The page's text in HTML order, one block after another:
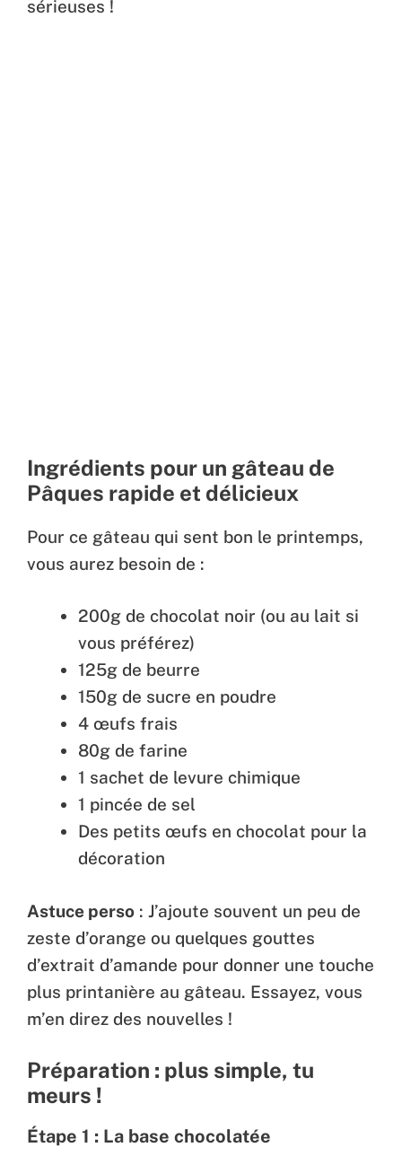
sérieuses !
Ingrédients pour un gâteau de
Pâques rapide et délicieux
Pour ce gâteau qui sent bon le printemps,
vous aurez besoin de :
200g de chocolat noir (ou au lait si
vous préférez)
125g de beurre
150g de sucre en poudre
4 œufs frais
80g de farine
1 sachet de levure chimique
1 pincée de sel
Des petits œufs en chocolat pour la
décoration
Astuce perso : J’ajoute souvent un peu de
zeste d’orange ou quelques gouttes
d’extrait d’amande pour donner une touche
plus printanière au gâteau. Essayez, vous
m’en direz des nouvelles !
Préparation : plus simple, tu
meurs !
Étape 1 : La base chocolatée